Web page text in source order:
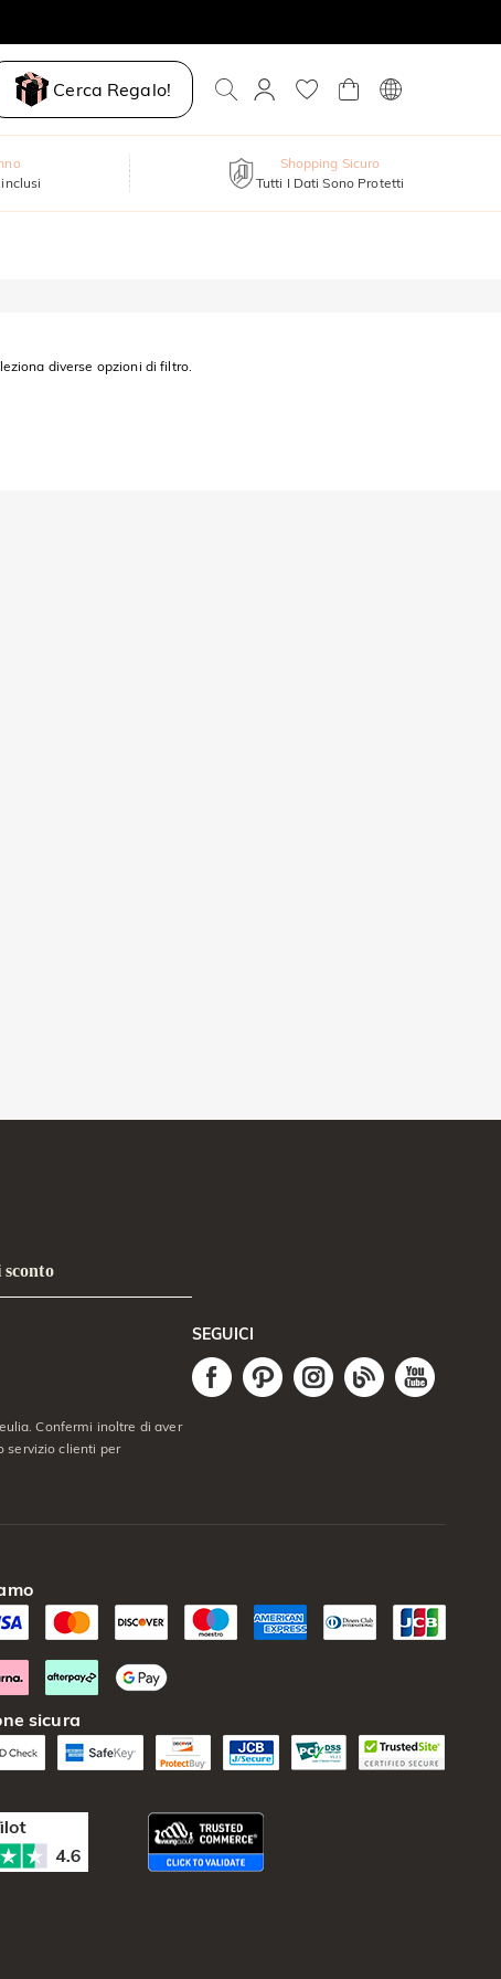
Cerca Regalo!
Shopping Sicuro
Tutti I Dati Sono Protetti
diverse opzioni di filtro.
Confermi inoltre di aver
servizio clienti per
SEGUICI
sicura